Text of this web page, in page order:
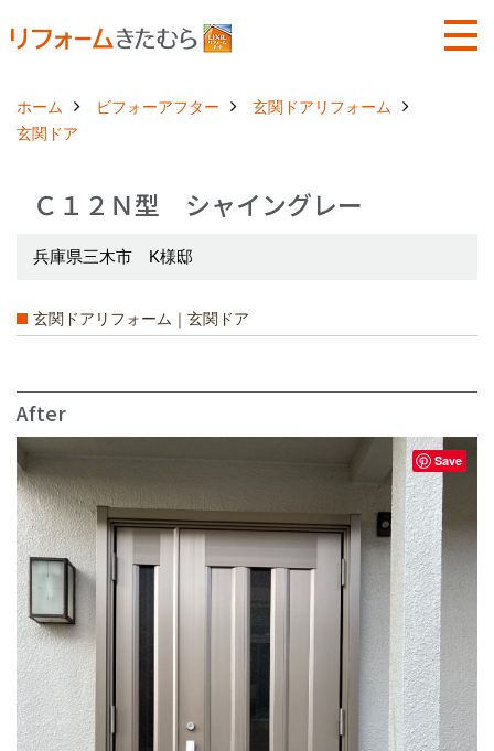
ホーム ビフォーアフター
玄関ドアリフォーム
玄関ドア
Ｃ１２Ｎ型 シャイングレー
兵庫県三木市 K様邸
玄関ドアリフォーム｜玄関ドア
After
Save